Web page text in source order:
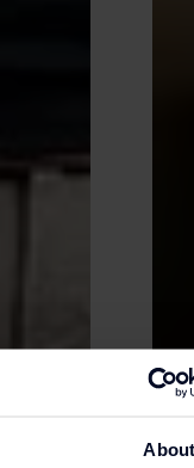
About